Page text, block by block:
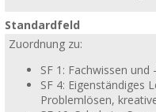
Standardfeld
Zuordnung zu:
SF 1: Fachwissen und
SF 4: Eigenständiges
Problemlösen,